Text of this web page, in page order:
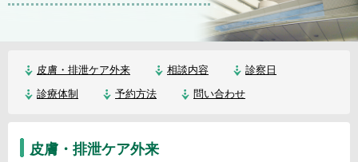
皮膚・排泄ケア外来 相談内容
診察日
診療体制
予約方法 問い合わせ
皮膚・排泄ケア外来